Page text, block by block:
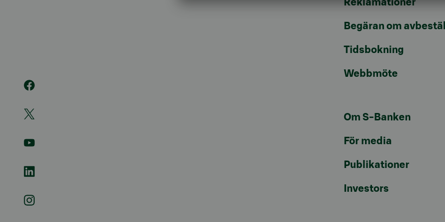
Reklamationer
Begäran om
Tidsbokning
Webbmöte
Om S-Banken
För media
Publikationer
Investors